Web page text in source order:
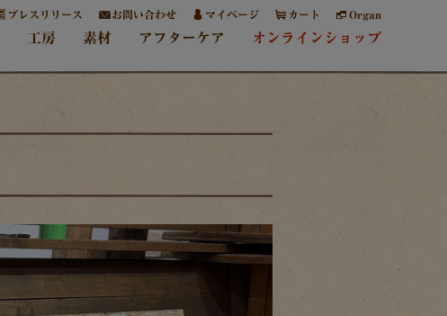
プレスリリース お問い合わせ マイページ カート Organ
工房 素材 アフターケア オンラインショップ